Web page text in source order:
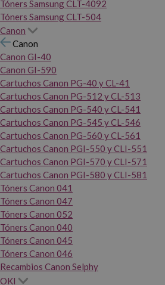
Tóners Samsung CLT-4092
Tóners Samsung CLT-504
Canon
Canon
Canon GI-40
Canon GI-590
Cartuchos Canon PG-40 y CL-41
Cartuchos Canon PG-512 y CL-513
Cartuchos Canon PG-540 y CL-541
Cartuchos Canon PG-545 y CL-546
Cartuchos Canon PG-560 y CL-561
Cartuchos Canon PGI-550 y CLI-551
Cartuchos Canon PGI-570 y CLI-571
Cartuchos Canon PGI-580 y CLI-581
Tóners Canon 041
Tóners Canon 047
Tóners Canon 052
Tóners Canon 040
Tóners Canon 045
Tóners Canon 046
Recambios Canon Selphy
OKI